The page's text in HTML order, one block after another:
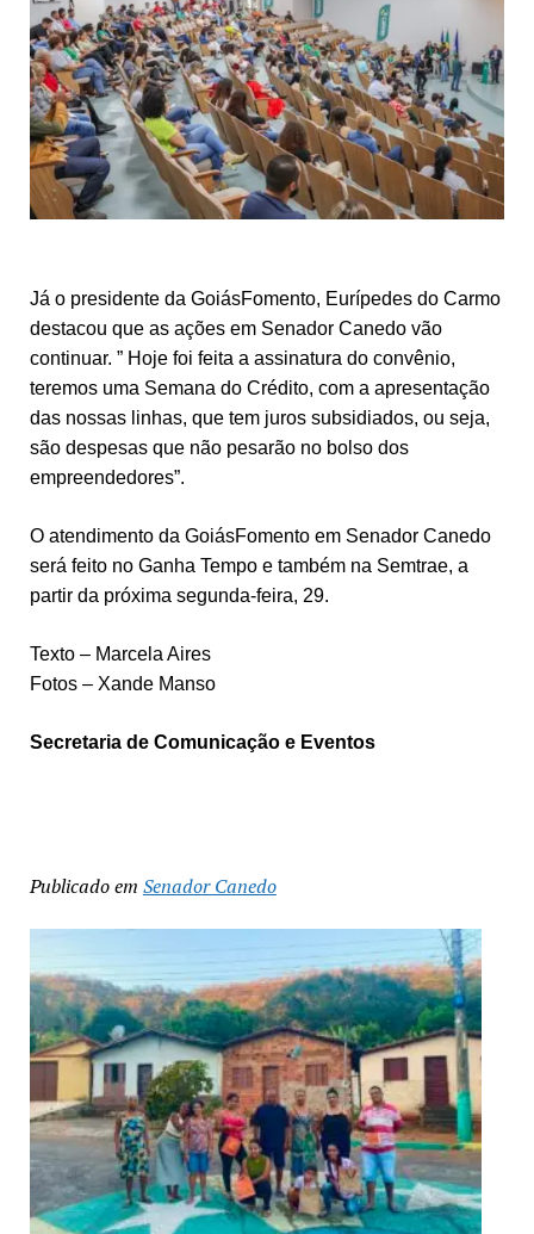
Já o presidente da GoiásFomento, Eurípedes do Carmo
destacou que as ações em Senador Canedo vão
continuar. ” Hoje foi feita a assinatura do convênio,
teremos uma Semana do Crédito, com a apresentação
das nossas linhas, que tem juros subsidiados, ou seja,
são despesas que não pesarão no bolso dos
empreendedores”.
O atendimento da GoiásFomento em Senador Canedo
será feito no Ganha Tempo e também na Semtrae, a
partir da próxima segunda-feira, 29.
Texto – Marcela Aires
Fotos – Xande Manso
Secretaria de Comunicação e Eventos
Publicado em Senador Canedo